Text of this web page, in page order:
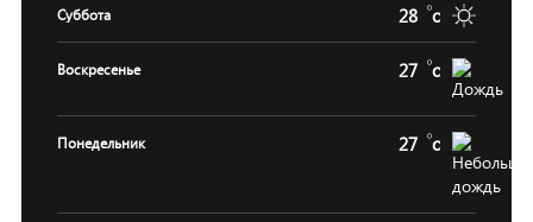
Суббота 28 c
Воскресенье 27 c
Понедельник 27 c